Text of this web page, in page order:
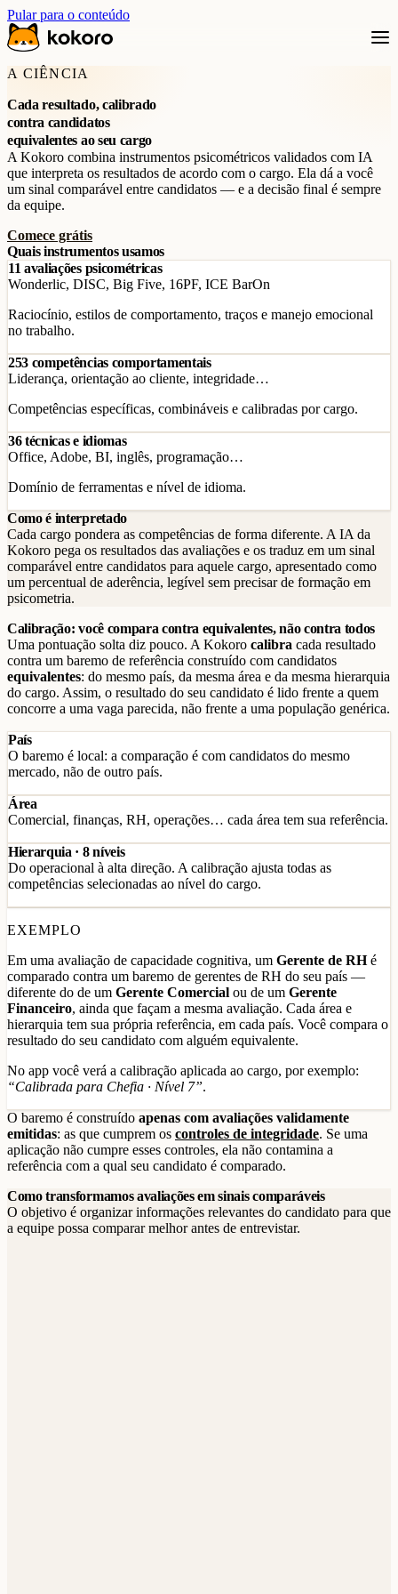
Pular para o conteúdo
A CIÊNCIA
Cada resultado, calibrado
contra candidatos
equivalentes ao seu cargo
A Kokoro combina instrumentos psicométricos validados com IA
que interpreta os resultados de acordo com o cargo. Ela dá a você
um sinal comparável entre candidatos — e a decisão final é sempre
da equipe.
Comece grátis
Quais instrumentos usamos
11 avaliações psicométricas
Wonderlic, DISC, Big Five, 16PF, ICE BarOn
Raciocínio, estilos de comportamento, traços e manejo emocional
no trabalho.
253 competências comportamentais
Liderança, orientação ao cliente, integridade…
Competências específicas, combináveis e calibradas por cargo.
36 técnicas e idiomas
Office, Adobe, BI, inglês, programação…
Domínio de ferramentas e nível de idioma.
Como é interpretado
Cada cargo pondera as competências de forma diferente. A IA da
Kokoro pega os resultados das avaliações e os traduz em um sinal
comparável entre candidatos para aquele cargo, apresentado como
um percentual de aderência, legível sem precisar de formação em
psicometria.
Calibração: você compara contra equivalentes, não contra todos
Uma pontuação solta diz pouco. A Kokoro calibra cada resultado
contra um baremo de referência construído com candidatos
equivalentes: do mesmo país, da mesma área e da mesma hierarquia
do cargo. Assim, o resultado do seu candidato é lido frente a quem
concorre a uma vaga parecida, não frente a uma população genérica.
País
O baremo é local: a comparação é com candidatos do mesmo
mercado, não de outro país.
Área
Comercial, finanças, RH, operações… cada área tem sua referência.
Hierarquia · 8 níveis
Do operacional à alta direção. A calibração ajusta todas as
competências selecionadas ao nível do cargo.
EXEMPLO
Em uma avaliação de capacidade cognitiva, um Gerente de RHé
comparado contra um baremo de gerentes de RH do seu país —
diferente do de um Gerente Comercial ou de um Gerente
Financeiro, ainda que façam a mesma avaliação. Cada área e
hierarquia tem sua própria referência, em cada país. Você compara o
resultado do seu candidato com alguém equivalente.
No app você verá a calibração aplicada ao cargo, por exemplo:
“Calibrada para Chefia · Nível 7”.
O baremo é construído apenas com avaliações validamente
emitidas: as que cumprem os controles de integridade. Se uma
aplicação não cumpre esses controles, ela não contamina a
referência com a qual seu candidato é comparado.
Como transformamos avaliações em sinais comparáveis
O objetivo é organizar informações relevantes do candidato para que
a equipe possa comparar melhor antes de entrevistar.